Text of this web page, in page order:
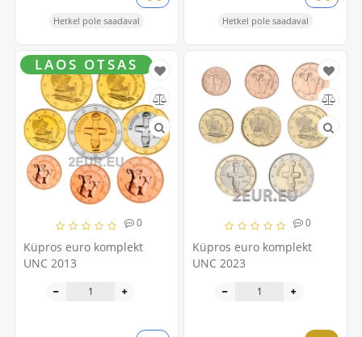
Hetkel pole saadaval Hetkel pole saadaval
0
Küpros euro komplekt
UNC 2013
LAOS OTSAS
0
Küpros euro komplekt
UNC 2023